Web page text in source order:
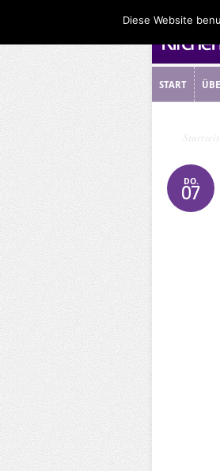
START
Startseite
DO.
07
Diese Website